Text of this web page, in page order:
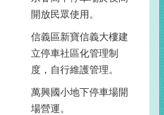
開放民眾使用。
信義區新寶信義大樓建
立停車社區化管理制
度，自行維護管理。
萬興國小地下停車場開
場營運。